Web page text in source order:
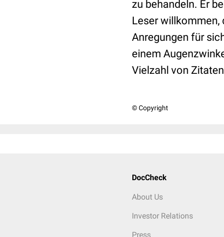
zu behandeln. Er
Leser willkommen,
Anregungen für
einem
Vielzahl von
© Copyright
DocCheck
About Us
Investor Relations
Press